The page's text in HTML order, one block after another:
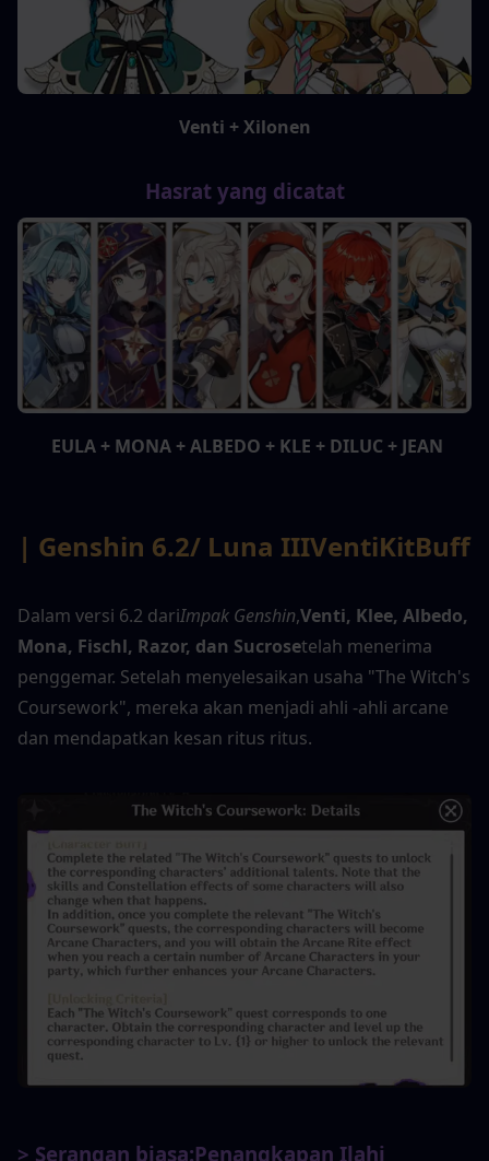
Venti + Xilonen
Hasrat yang dicatat
EULA + MONA + ALBEDO + KLE + DILUC + JEAN
| Genshin 6.2/ Luna IIIVentiKitBuff
Dalam versi 6.2 dariImpak Genshin,Venti, Klee, Albedo,
Mona, Fischl, Razor, dan Sucrosetelah menerima
penggemar. Setelah menyelesaikan usaha "The Witch's
Coursework", mereka akan menjadi ahli -ahli arcane
dan mendapatkan kesan ritus ritus.
> Serangan biasa:Penangkapan Ilahi